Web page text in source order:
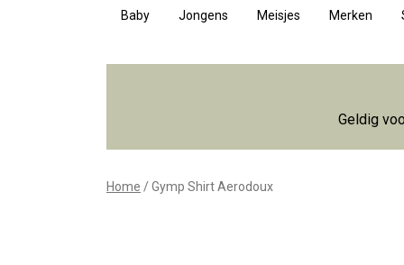
Baby Jongens Meisjes Merken
Gymp
Aerodoux
Geldig
Home Gymp Shirt Aerodoux